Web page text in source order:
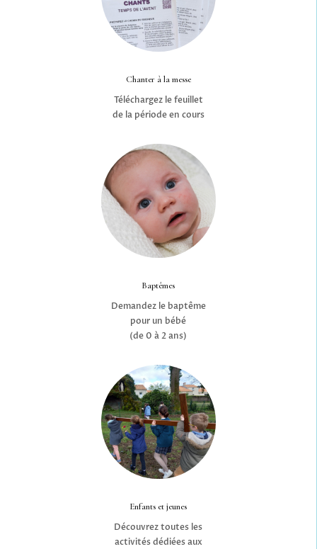
Chanter à la messe
Téléchargez le feuillet
de la période en cours
Baptêmes
Demandez le baptême
pour un bébé
(de 0 à 2 ans)
Enfants et jeunes
Découvrez toutes les
activités dédiées aux